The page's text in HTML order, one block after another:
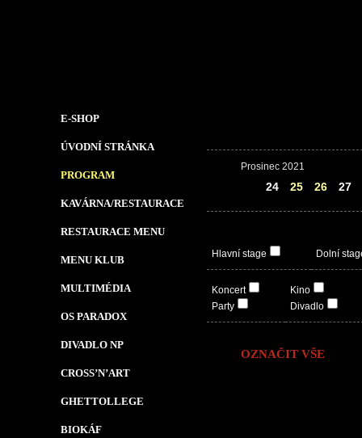
E-SHOP
ÚVODNÍ STRÁNKA
PROGRAM
KAVÁRNA/RESTAURACE
RESTAURACE MENU
MENU KLUB
MULTIMÉDIA
OS PARADOX
DIVADLO NP
CROSS’N’ART
GHETTOLLEGE
BIOKÁF
Prosinec 2021
24 25 26 27
Hlavní stage Dolní
Koncert
Party
Kino
Divadlo
OZNAČIT VŠE